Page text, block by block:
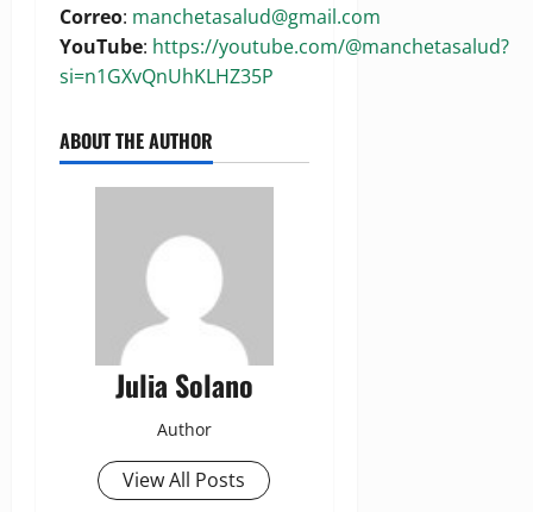
Correo: manchetasalud@gmail.com
YouTube: https://youtube.com/@manchetasalud?
si=n1GXvQnUhKLHZ35P
ABOUT THE AUTHOR
Julia Solano
Author
View All Posts